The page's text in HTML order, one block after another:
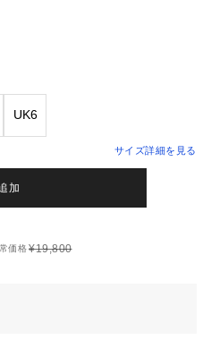
UK6
サイズ詳細を見る
加
価格¥19,800